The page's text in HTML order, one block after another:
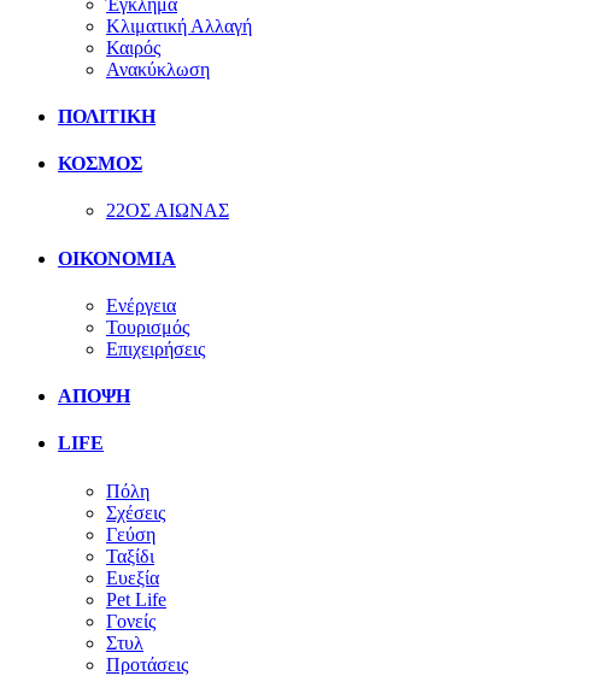
Κλιματική Αλλαγή
Καιρός
Ανακύκλωση
ΠΟΛΙΤΙΚΗ
ΚΟΣΜΟΣ
22ΟΣ ΑΙΩΝΑΣ
ΟΙΚΟΝΟΜΙΑ
Ενέργεια
Τουρισμός
Επιχειρήσεις
ΑΠΟΨΗ
LIFE
Πόλη
Σχέσεις
Γεύση
Ταξίδι
Ευεξία
Pet Life
Γονείς
Στυλ
Προτάσεις